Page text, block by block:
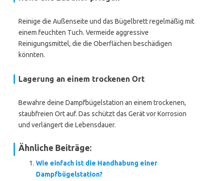
Reinige die Außenseite und das Bügelbrett regelmäßig mit
einem feuchten Tuch. Vermeide aggressive
Reinigungsmittel, die die Oberflächen beschädigen
könnten.
Lagerung an einem trockenen Ort
Bewahre deine Dampfbügelstation an einem trockenen,
staubfreien Ort auf. Das schützt das Gerät vor Korrosion
und verlängert die Lebensdauer.
Ähnliche Beiträge:
Wie einfach ist die Handhabung einer
Dampfbügelstation?